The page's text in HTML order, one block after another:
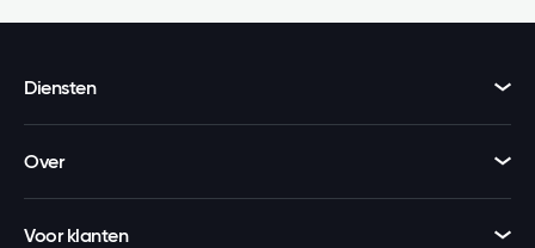
Diensten
Over
Voor klanten